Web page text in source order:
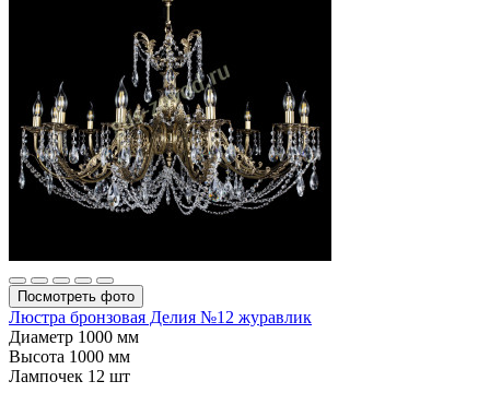
Посмотреть фото
Люстра бронзовая Делия №12 журавлик
Диаметр 1000 мм
Высота 1000 мм
Лампочек 12 шт